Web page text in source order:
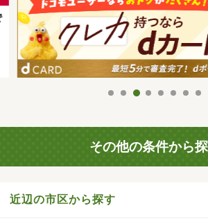
その他の条件から
近辺の市区から探す